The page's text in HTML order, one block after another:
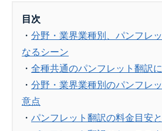
目次
・ 分野・業界業種別、パンフレ
なるシーン
・ 全種共通のパンフレット翻訳
・ 分野・業界業種別のパンフレ
意点
・ パンフレット翻訳の料金目安